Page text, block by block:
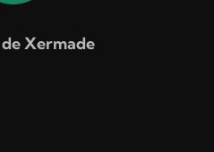
Xermade